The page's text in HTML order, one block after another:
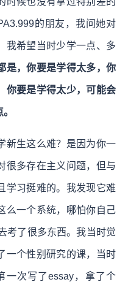
的朋友，我问她对
我希望当时少学一点、多
是，你要是学得太多，你
你要是学得太少，可能会
新生这么难？是因为你一
很多存在主义问题，但与
学习挺难的。我发现它难
么一个系统，哪怕你自己
考了很多东西。我当时觉
一个性别研究的课，当时
一次写了essay，拿了个